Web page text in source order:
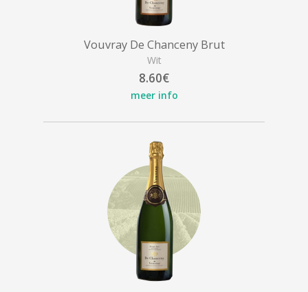
Vouvray De Chanceny Brut
Wit
8.60€
meer info